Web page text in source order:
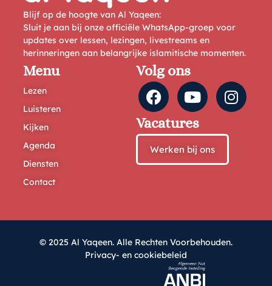
Blijf op de hoogte van Al Yaqeen:
Sluit je aan bij onze officiële WhatsApp-groep voor
updates over lessen, lezingen, livestreams en
herinneringen aan belangrijke islamitische momenten.
Menu
Lezen
Luisteren
Kijken
Agenda
Diensten
Contact
Volg ons
Vacatures
Werken bij ons
© 2025 Al Yaqeen. Alle Rechten Voorbehouden.
Privacy- en cookiebeleid